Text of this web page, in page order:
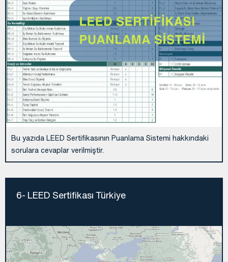
Bu yazıda LEED Sertifikasının Puanlama Sistemi hakkındaki
sorulara cevaplar verilmiştir.
6- LEED Sertifikası Türkiye